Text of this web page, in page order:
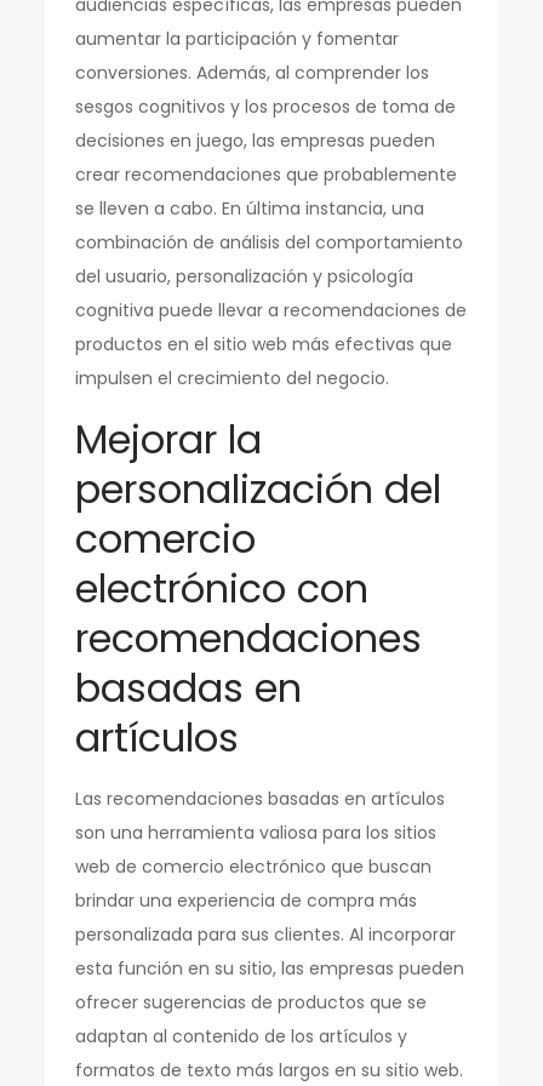
aumentar la participación y fomentar
conversiones. Además, al comprender los
sesgos cognitivos y los procesos de toma de
decisiones en juego, las empresas pueden
crear recomendaciones que probablemente
se lleven a cabo. En última instancia, una
combinación de análisis del comportamiento
del usuario, personalización y psicología
cognitiva puede llevar a recomendaciones de
productos en el sitio web más efectivas que
impulsen el crecimiento del negocio.
Mejorar la
personalización del
comercio
electrónico con
recomendaciones
basadas en
artículos
Las recomendaciones basadas en artículos
son una herramienta valiosa para los sitios
web de comercio electrónico que buscan
brindar una experiencia de compra más
personalizada para sus clientes. Al incorporar
esta función en su sitio, las empresas pueden
ofrecer sugerencias de productos que se
adaptan al contenido de los artículos y
formatos de texto más largos en su sitio web.